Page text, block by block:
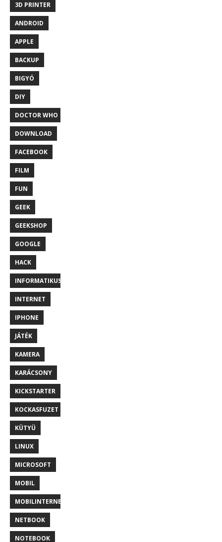
3D PRINTER
ANDROID
APPLE
BACKUP
BIGYÓ
DIY
DOCTOR WHO
DOWNLOAD
FACEBOOK
FILM
FUN
GEEK
GEEKSHOP
GOOGLE
HACK
INFORMATIKUS
INTERNET
IPHONE
JÁTÉK
KAMERA
KARÁCSONY
KICKSTARTER
KOCKASFUZET
KÜTYÜ
LINUX
MICROSOFT
MOBIL
MOBILINTERNET
NETBOOK
NOTEBOOK